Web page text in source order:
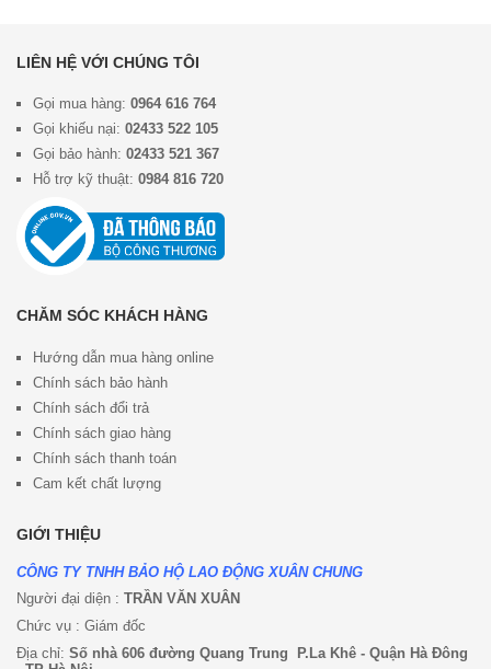
LIÊN HỆ VỚI CHÚNG TÔI
Gọi mua hàng: 0964 616 764
Gọi khiếu nại: 02433 522 105
Gọi bảo hành: 02433 521 367
Hỗ trợ kỹ thuật: 0984 816 720
CHĂM SÓC KHÁCH HÀNG
Hướng dẫn mua hàng online
Chính sách bảo hành
Chính sách đổi trả
Chính sách giao hàng
Chính sách thanh toán
Cam kết chất lượng
GIỚI THIỆU
CÔNG TY TNHH BẢO HỘ LAO ĐỘNG XUÂN CHUNG
Người đại diện : TRẦN VĂN XUÂN
Chức vụ : Giám đốc
Địa chỉ: Số nhà 606 đường Quang Trung P.La Khê - Quận Hà Đông